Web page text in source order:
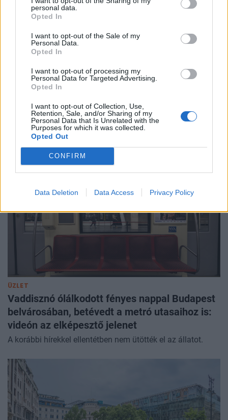
personal data.
Opted In
I want to opt-out of the Sale of my
Personal Data.
Opted In
I want to opt-out of processing my
Personal Data for Targeted Advertising.
Opted In
I want to opt-out of Collection, Use,
Retention, Sale, and/or Sharing of my
Personal Data that Is Unrelated with the
Purposes for which it was collected.
Opted Out
CONFIRM
Data Deletion Data Access Privacy Policy
GAZDASÁG
Élesen reagált a parlamenti ellenzék a Tisza
támogatja Baka Andrást
Csak egyikőjük javasolt alternatívát, de a jelöléshez
nincsenek elegen.
ÜZLET
Vaddisznó ólálkodott fényes nappal Budapest
belvárosában, betévedt a metró utasaihoz is:
videón az elképesztő jelenet
A korábbi hírekkel ellentétben nem ütötték el az állatot.